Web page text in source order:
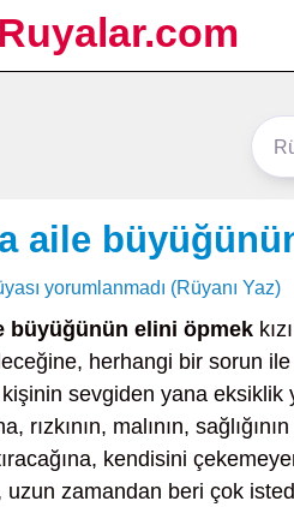
aile
yorumlanmadı (Rüyanı Yaz)
büyüğünün elini öpmek
herhangi bir sorun
sevgiden yana eksiklik
rızkının, malının,
kendisini
uzun zamandan beri çok